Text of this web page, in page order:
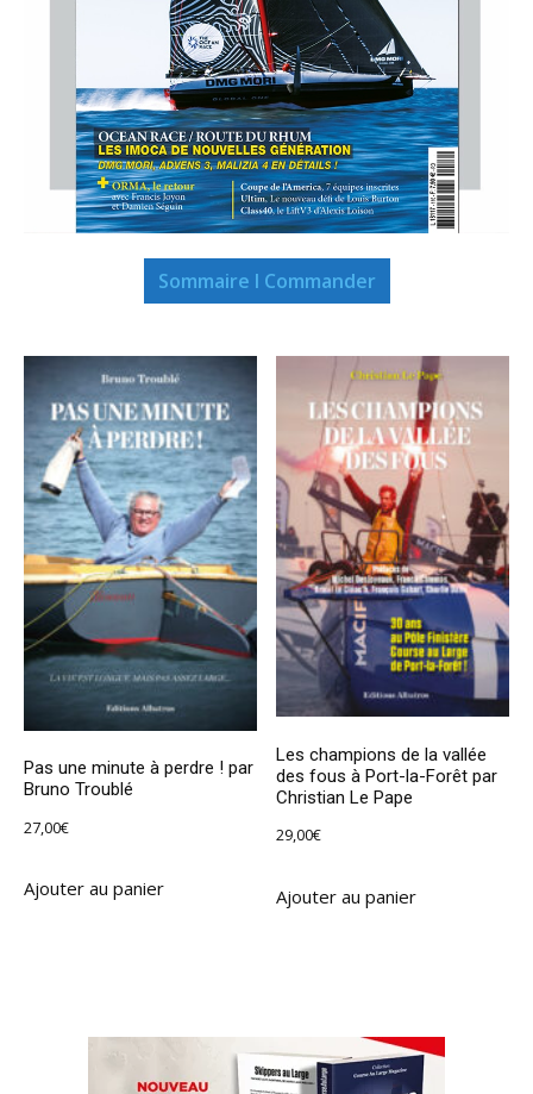
Sommaire I Commander
Pas une minute à perdre ! par
Bruno Troublé
27,00€
Ajouter au panier
Les champions de la vallée
des fous à Port-la-Forêt par
Christian Le Pape
29,00€
Ajouter au panier